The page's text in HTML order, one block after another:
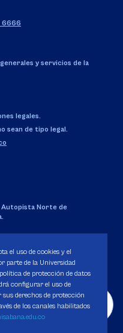
6666
y servicios de la
legales.
sean de tipo legal.
Autopista Norte de
de enero de 1980.
el uso de cookies y el
parte de la Universidad
de protección de datos
configurar el uso de
sus derechos de protección
de los canales habilitados